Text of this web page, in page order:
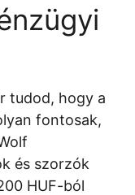
tudod, hogy a
fontosak,
és szorzók
HUF-ból